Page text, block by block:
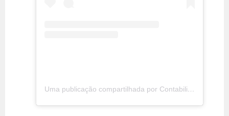
Uma publicação compartilhada por Contabilidade para Lucro Real (@fasgroupcontabil)